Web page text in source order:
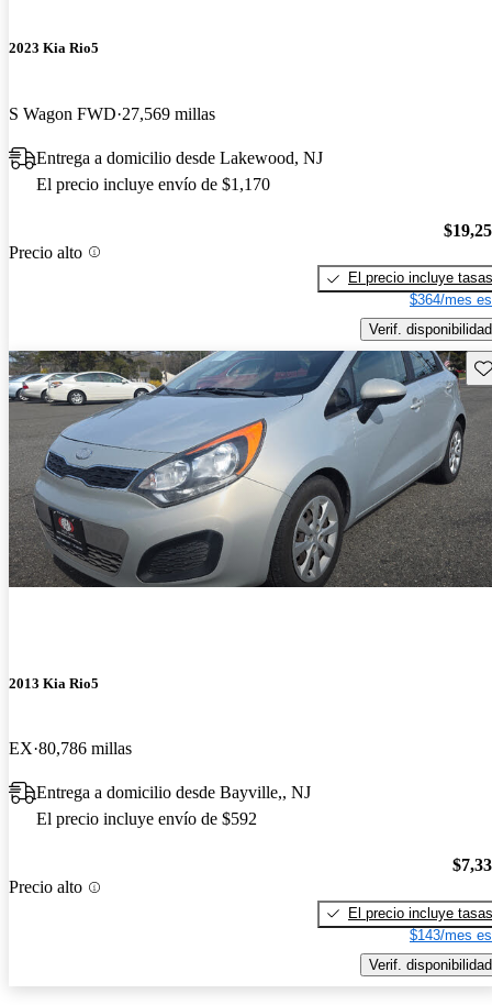
2023 Kia Rio5
S Wagon FWD 27,569 millas
Entrega a domicilio desde Lakewood, NJ
El precio incluye envío de $1,170
Precio alto
El precio incluye tasas
$364/mes
Verif. disponibilidad
2013 Kia Rio5
EX 80,786 millas
Entrega a domicilio desde Bayville,, NJ
El precio incluye envío de $592
Precio alto
El precio incluye tasas
$143/mes
Verif. disponibilidad